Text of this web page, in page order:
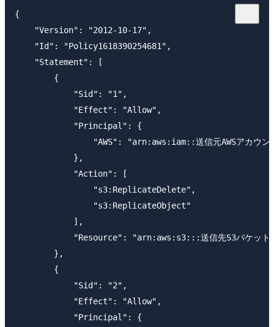
{
    "Version": "2012-10-17",
    "Id": "Policy1618390254681",
    "Statement": [
        {
            "Sid": "1",
            "Effect": "Allow",
            "Principal": {
"AWS": "arn:aws:iam::送信元AWSアカウ
            },
            "Action": [
                "s3:ReplicateDelete",
                "s3:ReplicateObject"
            ],
"Resource": "arn:aws:s3:::送信先S3バケット
        },
        {
            "Sid": "2",
            "Effect": "Allow",
            "Principal": {